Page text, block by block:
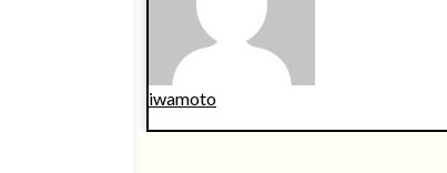
iwamoto